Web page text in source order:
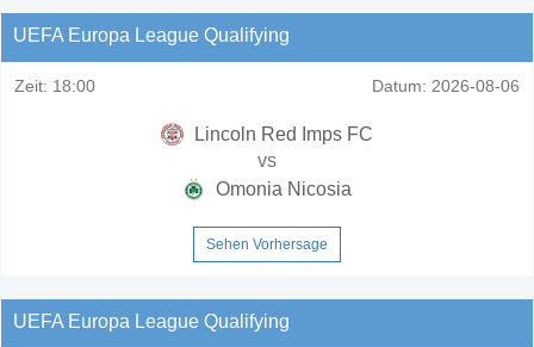
UEFA Europa League Qualifying
Zeit: 18:00 Datum: 2026-08-06
Lincoln Red Imps FC
vs
Omonia Nicosia
Sehen Vorhersage
UEFA Europa League Qualifying